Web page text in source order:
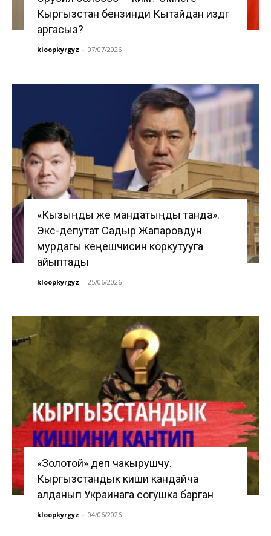
Кыргызстан бензинди Кытайдан издөөгө
аргасыз?
kloopkyrgyz - 07/07/2026
«Кызыңды же мандатыңды танда».
Экс-депутат Садыр Жапаровдун
мурдагы кеңешчисин коркутууга
айыптады
kloopkyrgyz - 25/06/2026
«Золотой» деп чакырушчу.
Кыргызстандык киши кандайча
алданып Украинага согушка барган
kloopkyrgyz - 04/06/2026